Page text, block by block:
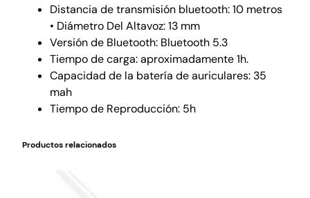
Distancia de transmisión bluetooth: 10 metros
• Diámetro Del Altavoz: 13 mm
Versión de Bluetooth: Bluetooth 5.3
Tiempo de carga: aproximadamente 1h.
Capacidad de la batería de auriculares: 35
mah
Tiempo de Reproducción: 5h
Productos relacionados